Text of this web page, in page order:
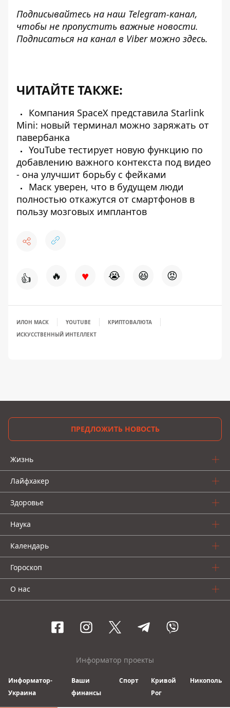
Подписывайтесь на наш Telegram-канал,
чтобы не пропустить важные новости.
Подписаться на канал в Viber можно здесь.
ЧИТАЙТЕ ТАКЖЕ:
Компания SpaceX представила Starlink
Mini: новый терминал можно заряжать от
павербанка
YouTube тестирует новую функцию по
добавлению важного контекста под видео
- она ​​улучшит борьбу с фейками
Маск уверен, что в будущем люди
полностью откажутся от смартфонов в
пользу мозговых имплантов
👍 🔥 ♥ 😭 😆 😡
ИЛОН МАСК YOUTUBE
КРИПТОВАЛЮТА
ИСКУССТВЕННЫЙ ИНТЕЛЛЕКТ
ПРЕДЛОЖИТЬ НОВОСТЬ
Жизнь
Лайфхакер
Здоровье
Наука
Календарь
Гороскоп
О нас
Информатор проекты
Информатор-
Украина
Ваши
финансы
Спорт
Кривой
Рог
Никополь